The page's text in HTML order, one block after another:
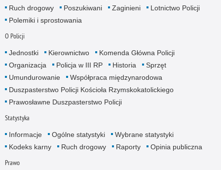
Ruch drogowy
Poszukiwani Zaginieni
Lotnictwo Policji
Polemiki i sprostowania
O Policji
Jednostki Kierownictwo
Komenda Główna Policji
Organizacja
Policja w III RP Historia
Sprzęt
Umundurowanie
Współpraca międzynarodowa
Duszpasterstwo Policji Kościoła Rzymskokatolickiego
Prawosławne Duszpasterstwo Policji
Statystyka
Informacje Ogólne statystyki
Wybrane statystyki
Kodeks karny
Ruch drogowy Raporty Opinia publiczna
Prawo